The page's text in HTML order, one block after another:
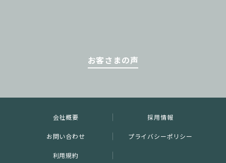
お客さまの声
会社概要 採用情報
お問い合わせ プライバシーポリシー
利用規約